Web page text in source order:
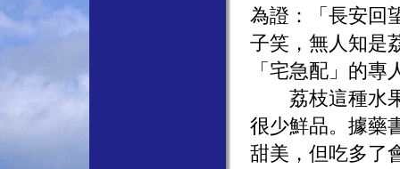
為證：「長安回
子笑，無人知是
「宅急配」的專
荔枝這種水果
很少鮮品。據藥
甜美，但吃多了